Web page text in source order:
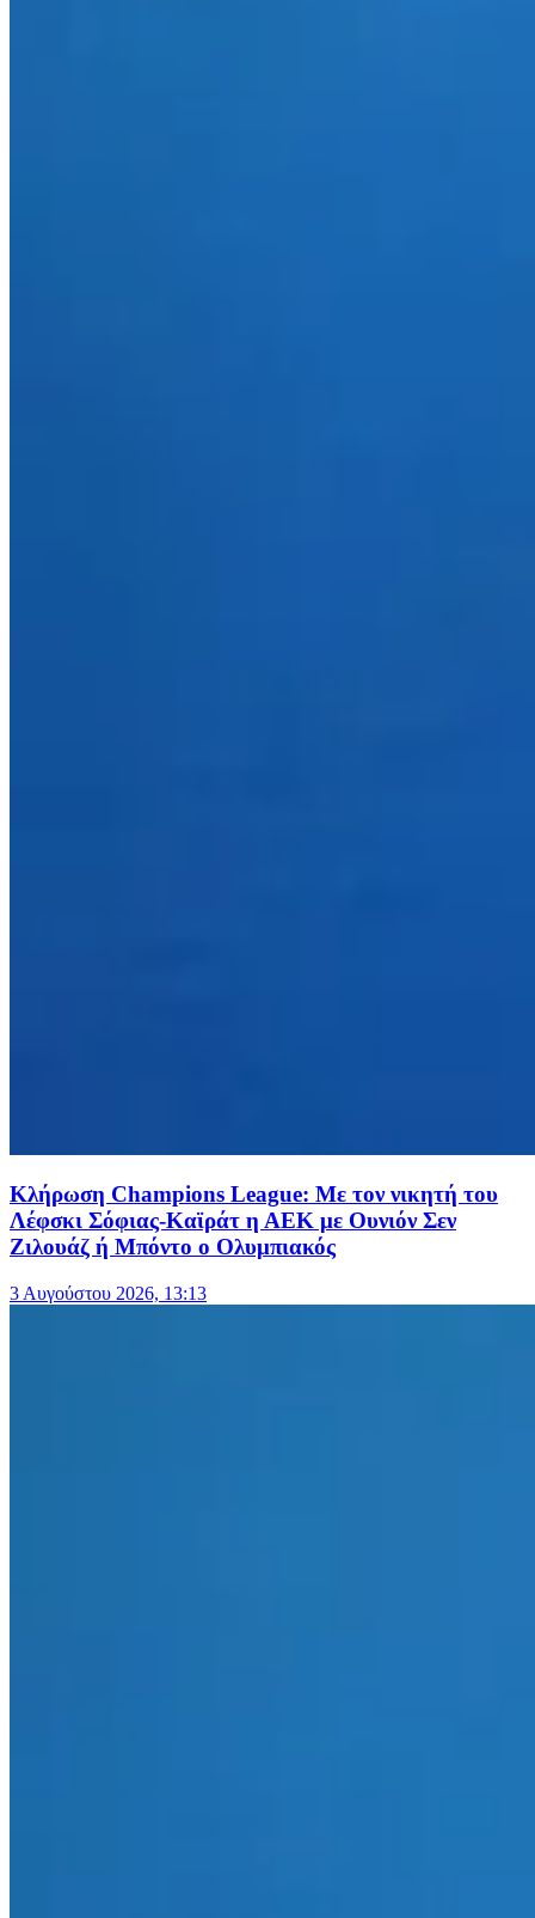
Κλήρωση Champions League: Με τον νικητή του
Λέφσκι Σόφιας-Καϊράτ η ΑΕΚ με Ουνιόν Σεν
Ζιλουάζ ή Μπόντο ο Ολυμπιακός
3 Αυγούστου 2026, 13:13